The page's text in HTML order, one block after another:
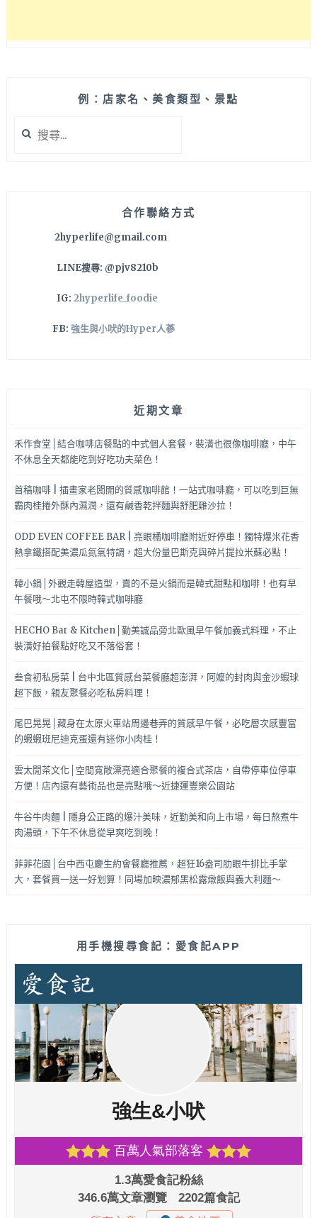
例：店家名、美食類型、景點
尋
合作聯絡方式
2hyperlife@gmail.com
LINE搜尋: @pjv8210b
IG: 2hyperlife_foodie
FB: 強生與小吠的Hyper人蔘
近期文章
禾作食堂│結合咖啡店餐點的中式個人套餐，裝潢也很像咖啡廳，中午
不休息全天都能吃到好吃功夫菜色！
首稿咖啡 | 插畫家老闆開的質感咖啡館！一站式咖啡廳，可以吃到巨無
霸肉桂捲外酥內濕潤，還有鹹香乾拌麵與舒肥雞沙拉！
ODD EVEN COFFEE BAR | 亮眼橘咖啡廳附近好停車！獨特爆米花香
熱拿鐵搭配美濃瓜氮氣特調，超大份量巴斯克與碎片提拉米蘇必點！
韓小鍋│外觀走韓屋造型，賣的不是火鍋而是韓式甜點和咖啡！也有早
午餐哦～北屯不限時韓式咖啡廳
HECHO Bar & Kitchen│勤美誠品旁北歐風早午餐加義式料理，不止
裝潢好拍餐點好吃又不落俗套！
叁食初私房菜 | 台中北區質感台菜餐廳超澎湃，阿嬤的封肉與金沙蝦球
超下飯，親友聚餐必吃私房料理！
尾巴晃晃│藏身在太原火車站周邊巷弄的質感早午餐，必吃層次感豐富
的蝦蝦班尼迪克蛋還有迷你小肉桂！
雲太閒茶文化│空間寬敞漂亮適合聚餐的複合式茶店，自帶停車位停車
方便！店內還有藝術品也是亮點哦～近捷運豐樂公園站
牛谷牛肉麵 | 隱身公正路的爆汁美味，近勤美和向上市場，每日熬煮牛
肉湯頭，下午不休息從早爽吃到晚！
菲菲花園│台中西屯慶生約會餐廳推薦，超狂16盎司肋眼牛排比手掌
大，套餐買一送一好划算！同場加映濃郁黑松露燉飯與義大利麵～
用手機搜尋食記：愛食記APP